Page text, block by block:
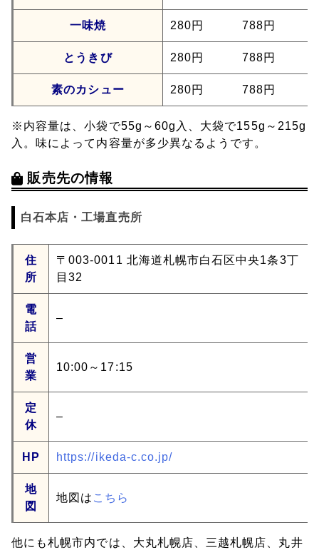
一味焼 280円 788円
とうきび 280円 788円
素のカシュー 280円 788円
※内容量は、小袋で55g～60g入、大袋で155g～215g
入。味によって内容量が多少異なるようです。
販売先の情報
白石本店・工場直売所
住
所
〒003-0011 北海道札幌市白石区中央1条3丁
目32
電
話
–
営
業
10:00～17:15
定
休
–
HP https://ikeda-c.co.jp/
地
図
地図は こちら
他にも札幌市内では、大丸札幌店、三越札幌店、丸井